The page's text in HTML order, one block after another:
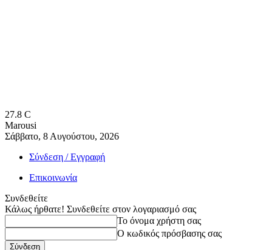
27.8 C
Marousi
Σάββατο, 8 Αυγούστου, 2026
Σύνδεση / Εγγραφή
Επικοινωνία
Συνδεθείτε
Κάλως ήρθατε! Συνδεθείτε στον λογαριασμό σας
Το όνομα χρήστη σας
Ο κωδικός πρόσβασης σας